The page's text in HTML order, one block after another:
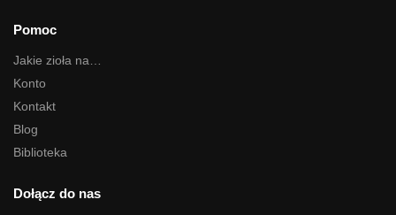
Pomoc
Jakie zioła na…
Konto
Kontakt
Blog
Biblioteka
Dołącz do nas